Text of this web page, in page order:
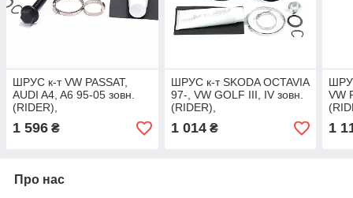
ШРУС к-т VW PASSAT,
AUDI A4, A6 95-05 зовн.
(RIDER),
арт.RD.255022681
1 596 ₴
ШРУС к-т SKODA OCTAVIA
97-, VW GOLF III, IV зовн.
(RIDER),
арт.RD.255022627
1 014₴
VW
1
Про нас